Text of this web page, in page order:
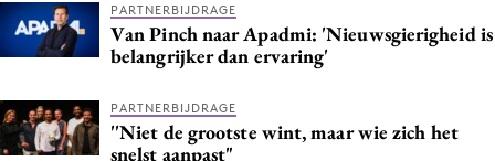
PARTNERBIJDRAGE
Van Pinch naar Apadmi: 'Nieuwsgierigheid is
belangrijker dan ervaring'
PARTNERBIJDRAGE
''Niet de grootste wint, maar wie zich het
snelst aanpast"